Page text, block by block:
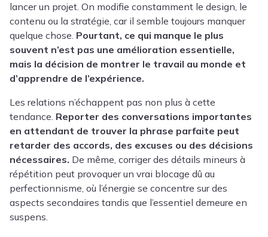
lancer un projet. On modifie constamment le design, le
contenu ou la stratégie, car il semble toujours manquer
quelque chose. Pourtant, ce qui manque le plus
souvent n’est pas une amélioration essentielle,
mais la décision de montrer le travail au monde et
d’apprendre de l’expérience.
Les relations n’échappent pas non plus à cette
tendance. Reporter des conversations importantes
en attendant de trouver la phrase parfaite peut
retarder des accords, des excuses ou des décisions
nécessaires. De même, corriger des détails mineurs à
répétition peut provoquer un vrai blocage dû au
perfectionnisme, où l’énergie se concentre sur des
aspects secondaires tandis que l’essentiel demeure en
suspens.